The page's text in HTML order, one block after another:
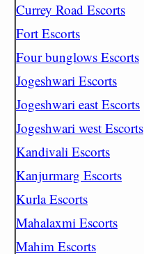
Currey Road Escorts
Fort Escorts
Four bunglows Escorts
Jogeshwari Escorts
Jogeshwari east Escorts
Jogeshwari west Escorts
Kandivali Escorts
Kanjurmarg Escorts
Kurla Escorts
Mahalaxmi Escorts
Mahim Escorts